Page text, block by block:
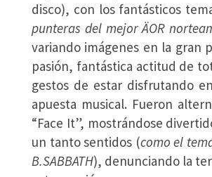
disco), con los fantásticos
punteras del mejor ÄOR
variando imágenes en la gran
pasión, fantástica actitud de
gestos de estar disfrutando
apuesta musical. Fueron
“Face It”, mostrándose
un tanto sentidos (como el
B.SABBATH), denunciando la